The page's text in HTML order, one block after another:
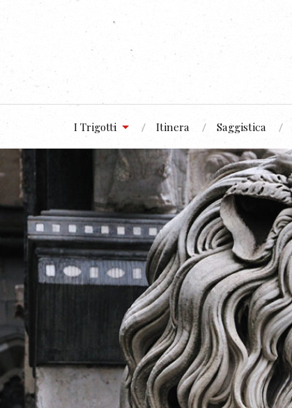
I Trigotti Itinera Saggistica